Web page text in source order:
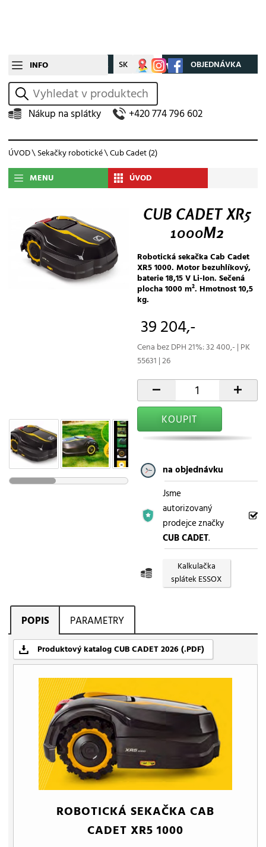
INFO CZ SK Můj účet OBJEDNÁVKA
vyhledat
Nákup na splátky +420 774 796 602
ÚVOD\Sekačky robotické\Cub Cadet(2)
MENU
ÚVOD
CUB CADET XR5
1000M2
Robotická sekačka Cab Cadet
XR5 1000. Motor bezuhlíkový,
baterie 18,15 V Li-Ion. Sečená
plocha 1000 m². Hmotnost 10,5
kg.
39 204,-
Cena bez DPH 21%: 32 400,- | PK
55631 | 26
- +
KOUPIT
na objednávku
Jsme
autorizovaný
prodejce značky
CUB CADET.
Kalkulačka
splátek ESSOX
POPIS PARAMETRY
Produktový katalog CUB CADET 2026 (.PDF)
ROBOTICKÁ SEKAČKA CAB
CADET XR5 1000